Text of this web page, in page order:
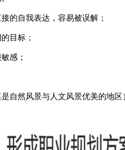
的自我表达，容易被误解；
目标；
感；
自然风景与人文风景优美的地